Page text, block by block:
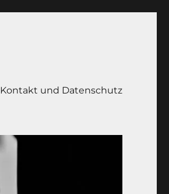
Kontakt und Datenschutz